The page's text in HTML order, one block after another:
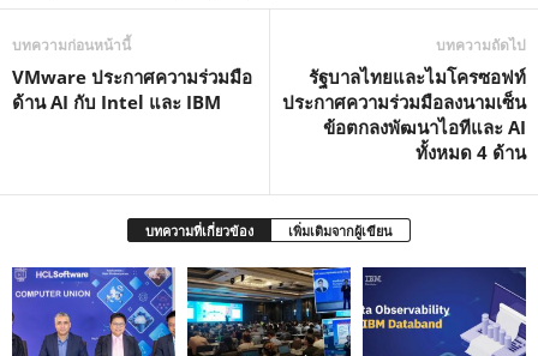
บทความก่อนหน้านี้
VMware ประกาศความร่วมมือ
ด้าน AI กับ Intel และ IBM
บทความถัดไป
รัฐบาลไทยและไมโครซอฟท์
ประกาศความร่วมมือลงนามเซ็น
ข้อตกลงพัฒนาไอทีและ AI
ทั้งหมด 4 ด้าน
บทความที่เกี่ยวข้อง เพิ่มเติมจากผู้เขียน